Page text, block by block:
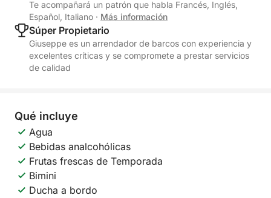
Te acompañará un patrón que habla Francés, Inglés,
Español, Italiano · Más información
Súper Propietario
Giuseppe es un arrendador de barcos con experiencia y
excelentes críticas y se compromete a prestar servicios
de calidad
Qué incluye
Agua
Bebidas analcohólicas
Frutas frescas de Temporada
Bimini
Ducha a bordo